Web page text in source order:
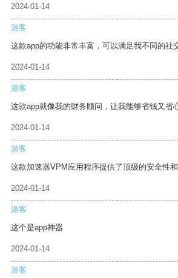
2024-01-14
游客
这款app的功能非常丰富，可以满足我不同的社
2024-01-14
游客
这款app就像我的财务顾问，让我能够省钱又省
2024-01-14
游客
这款加速器VPM应用程序提供了顶级的安全性和
2024-01-14
游客
这个是app神器
2024-01-14
游客